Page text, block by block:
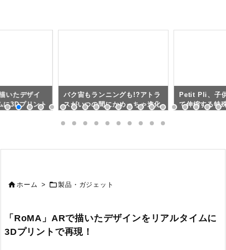
いたデザイ
に3Dプリント
バク宙もランニングも!?アトラ
スがいつの間にかめっちゃ進化
が開発支援する二足歩行ロボッ
Petit Pli、子
て伸縮する特
ホーム > 製品・ガジェット
「RoMA」ARで描いたデザインをリアルタイムに
3Dプリントで再現！